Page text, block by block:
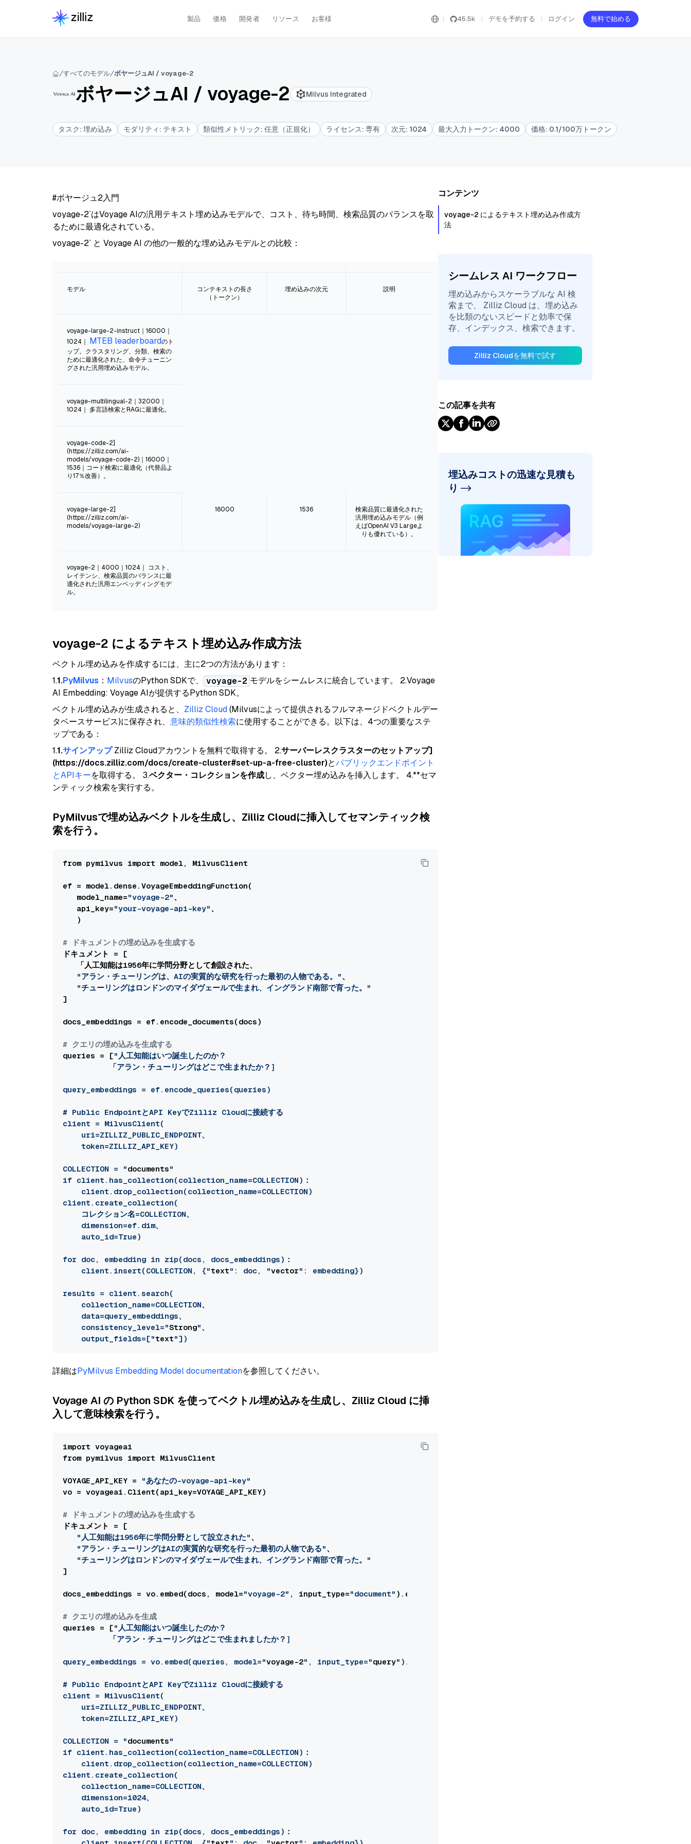
製品 価格 開発者 リソース お客様 45.5k デモを予約する ログイン 無料で始める
すべてのモデル ボヤージュAI / voyage-2
ボヤージュAI / voyage-2 Milvus Integrated
タスク: 埋め込み モダリティ : テキスト 類似性メトリック: 任意（正規化） ライセンス: 専有 次元: 1024 最大入力トークン: 4000 価格: 0.1/100万トークン
#ボヤージュ2入門
voyage-2`はVoyage AIの汎用テキスト埋め込みモデルで、コスト、待ち時間、検索品質のバランスを取
るために最適化されている。
voyage-2` と Voyage AI の他の一般的な埋め込みモデルとの比較：
モデル
コンテキストの長さ
（トークン）
埋め込みの次元 説明
voyage-large-2-instruct｜16000｜
1024｜ MTEB leaderboardのト
ップ。クラスタリング、分類、検索の
ために最適化された、命令チューニン
グされた汎用埋め込みモデル。
voyage-multilingual-2｜32000｜
1024｜ 多言語検索とRAGに最適化。
voyage-code-2]
(https://zilliz.com/ai-
models/voyage-code-2)｜16000｜
1536｜コード検索に最適化（代替品よ
り17％改善）。
voyage-large-2]
(https://zilliz.com/ai-
models/voyage-large-2)
16000 1536
検索品質に最適化された
汎用埋め込みモデル（例
えばOpenAI V3 Largeよ
りも優れている）。
voyage-2｜4000｜1024｜ コスト、
レイテンシ、検索品質のバランスに最
適化された汎用エンベッディングモデ
ル。
voyage-2 によるテキスト埋め込み作成方法
ベクトル埋め込みを作成するには、主に2つの方法があります：
1.1.PyMilvus ： MilvusのPython SDKで、 voyage-2 モデルをシームレスに統合しています。 2.Voyage
AI Embedding: Voyage AIが提供するPython SDK。
ベクトル埋め込みが生成されると、 Zilliz Cloud(Milvusによって提供されるフルマネージドベクトルデー
タベースサービス)に保存され、 意味的類似性検索に使用することができる。以下は、4つの重要なステ
ップである：
1.1.サインアップZilliz Cloudアカウントを無料で取得する。 2.サーバーレスクラスターのセットアップ]
(https://docs.zilliz.com/docs/create-cluster#set-up-a-free-cluster)とパブリックエンドポイント
とAPIキーを取得する。 3.ベクター・コレクションを作成し、ベクター埋め込みを挿入します。 4.**セマ
ンティック検索を実行する。
PyMilvusで埋め込みベクトルを生成し、Zilliz Cloudに挿入してセマンティック検
索を行う。
from pymilvus import model, MilvusClient
ef = model.dense.VoyageEmbeddingFunction(
   model_name=
"voyage-2"、
   api_key=
"your-voyage-api-key"、
   )
# ドキュメントの埋め込みを生成する
ドキュメント = [
   「人工知能は1956年に学問分野として創設された、
"アラン・チューリングは、AIの実質的な研究を行った最初の人物である。"、
"チューリングはロンドンのマイダヴェールで生まれ、イングランド南部で育った。"
]
docs_embeddings = ef.encode_documents(docs)
# クエリの埋め込みを生成する
queries = ["人工知能はいつ誕生したのか？
          「アラン・チューリングはどこで生まれたか？］
query_embeddings = ef.encode_queries(queries)
# Public EndpointとAPI KeyでZilliz Cloudに接続する
client = MilvusClient(
    uri=ZILLIZ_PUBLIC_ENDPOINT、
    token=ZILLIZ_API_KEY)
COLLECTION = "documents"
if client.has_collection(collection_name=COLLECTION)：
    client.drop_collection(collection_name=COLLECTION)
client.create_collection(
    コレクション名=COLLECTION、
    dimension=ef.dim、
    auto_id=True)
for doc, embedding in zip(docs, docs_embeddings)：
    client.insert(COLLECTION, {"
text": doc, "vector": embedding})
results = client.search(
    collection_name=COLLECTION、
    data=query_embeddings、
    consistency_level="
Strong"、
    output_fields=["
text
詳細はPyMilvus Embedding Model documentationを参照してください。
Voyage AI の Python SDK を使ってベクトル埋め込みを生成し、Zilliz Cloud に挿
入して意味検索を行う。
import voyageai
from pymilvus import MilvusClient
VOYAGE_API_KEY =
"あなたの-voyage-api-key"
vo = voyageai.Client(api_key=VOYAGE_API_KEY)
# ドキュメントの埋め込みを生成する
ドキュメント = [
"人工知能は1956年に学問分野として設立された"、
"アラン・チューリングはAIの実質的な研究を行った最初の人物である"、
"チューリングはロンドンのマイダヴェールで生まれ、イングランド南部で育った。"
]
docs_embeddings = vo.embed(docs, model="voyage-2" , input_type="document" ).embeddings
# クエリの埋め込みを生成
queries = ["人工知能はいつ誕生したのか？
          「アラン・チューリングはどこで生まれましたか？］
query_embeddings = vo.embed(queries, model="voyage-2", input_type="query").embeddings
# Public EndpointとAPI KeyでZilliz Cloudに接続する
client = MilvusClient(
    uri=ZILLIZ_PUBLIC_ENDPOINT、
    token=ZILLIZ_API_KEY)
COLLECTION = "documents"
if client.has_collection(collection_name=COLLECTION)：
    client.drop_collection(collection_name=COLLECTION)
client.create_collection(
    collection_name=COLLECTION、
    dimension=1024、
    auto_id=True)
for doc, embedding in zip(docs, docs_embeddings)：
コンテンツ
voyage-2 によるテキスト埋め込み作成方
法
シームレス AI ワークフロー
埋め込みからスケーラブルな AI 検
索まで、 Zilliz Cloud は、埋め込み
を比類のないスピードと効率で保
存、インデックス、検索できます。
Zilliz Cloudを無料で試す
この記事を共有
埋込みコストの迅速な見積も
り